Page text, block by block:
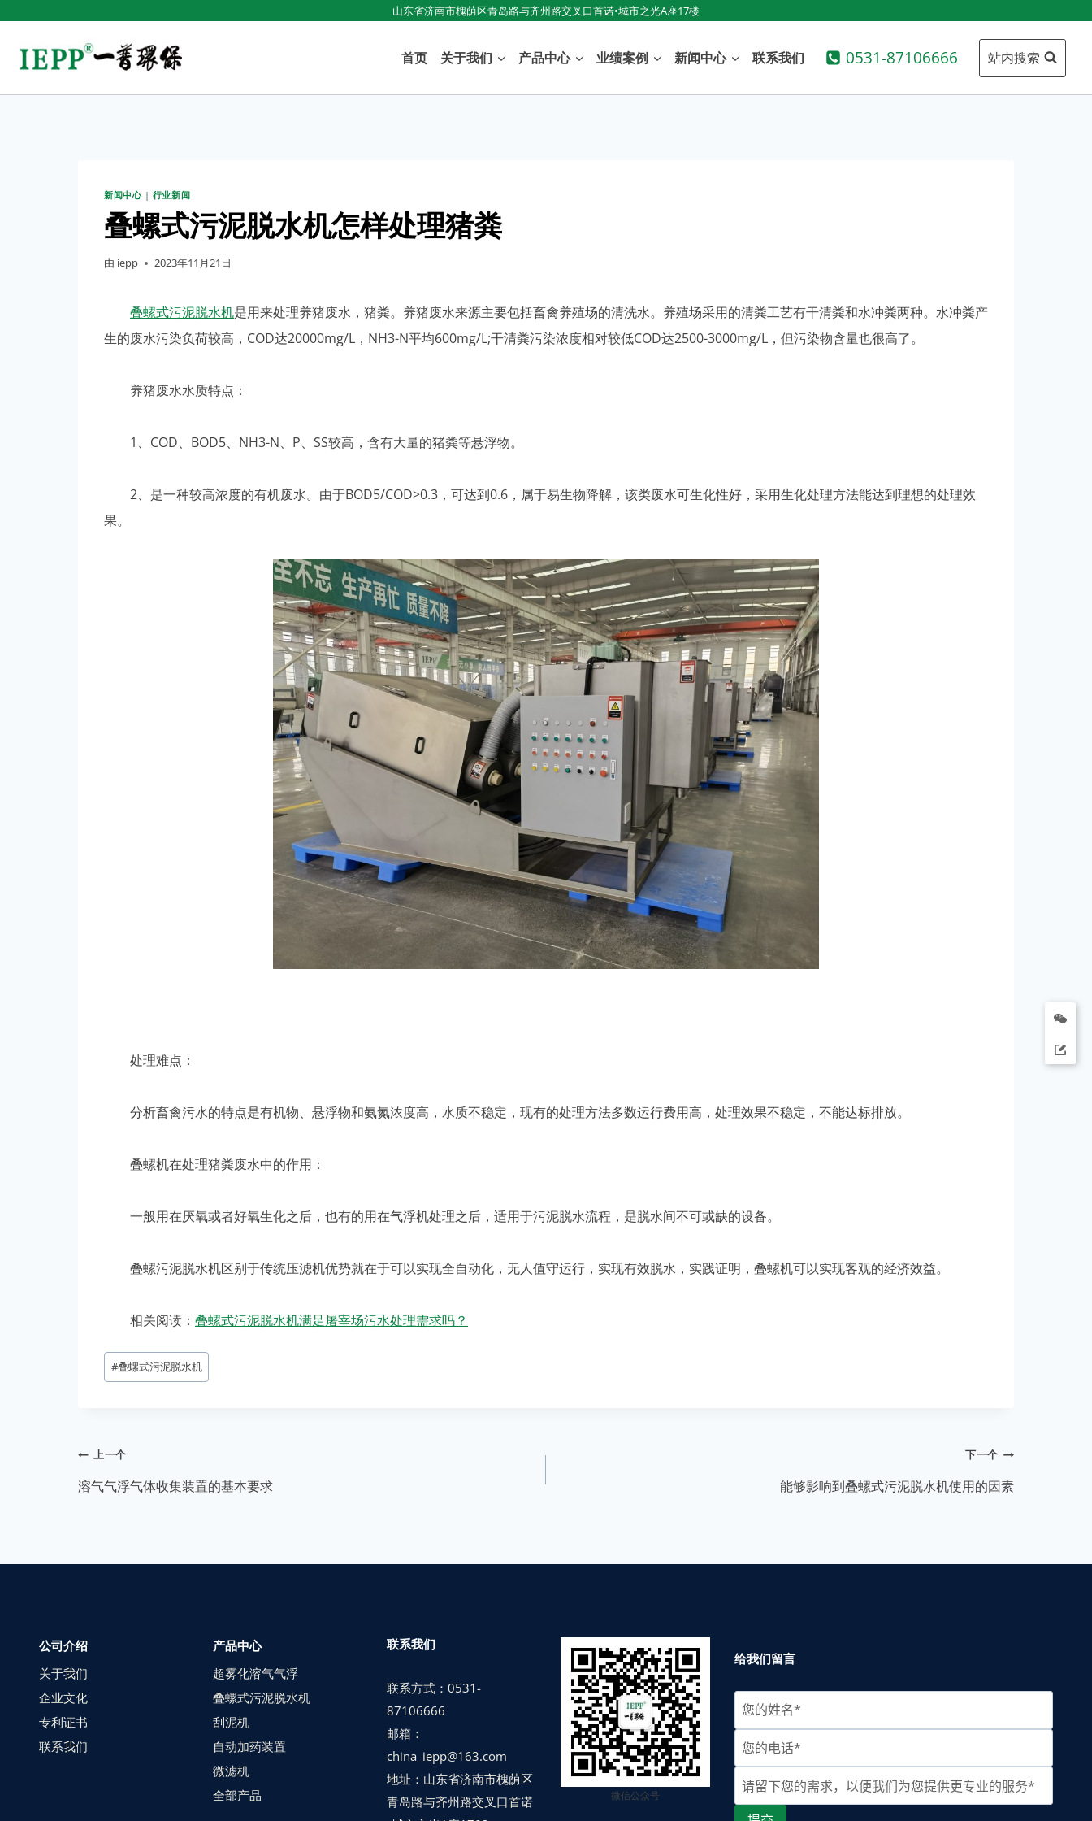
山东省济南市槐荫区青岛路与齐州路交叉口首诺•城市之光A座17楼
首页 关于我们 产品中心 业绩案例 新闻中心 联系我们 0531-87106666 站内搜索
新闻中心| 行业新闻
叠螺式污泥脱水机怎样处理猪粪
由 iepp 2023年11月21日
叠螺式污泥脱水机是用来处理养猪废水，猪粪。养猪废水来源主要包括畜禽养殖场的清洗水。养殖场采用的清粪工艺有干清粪和水冲粪两种。水冲粪产
生的废水污染负荷较高，COD达20000mg/L，NH3-N平均600mg/L;干清粪污染浓度相对较低COD达2500-3000mg/L，但污染物含量也很高了。
养猪废水水质特点：
1、COD、BOD5、NH3-N、P、SS较高，含有大量的猪粪等悬浮物。
2、是一种较高浓度的有机废水。由于BOD5/COD>0.3，可达到0.6，属于易生物降解，该类废水可生化性好，采用生化处理方法能达到理想的处理效
果。
处理难点：
分析畜禽污水的特点是有机物、悬浮物和氨氮浓度高，水质不稳定，现有的处理方法多数运行费用高，处理效果不稳定，不能达标排放。
叠螺机在处理猪粪废水中的作用：
一般用在厌氧或者好氧生化之后，也有的用在气浮机处理之后，适用于污泥脱水流程，是脱水间不可或缺的设备。
叠螺污泥脱水机区别于传统压滤机优势就在于可以实现全自动化，无人值守运行，实现有效脱水，实践证明，叠螺机可以实现客观的经济效益。
相关阅读： 叠螺式污泥脱水机满足屠宰场污水处理需求吗？
#叠螺式污泥脱水机
上一个
溶气气浮气体收集装置的基本要求
下一个
能够影响到叠螺式污泥脱水机使用的因素
公司介绍
关于我们
企业文化
专利证书
联系我们
产品中心
超雾化溶气气浮
叠螺式污泥脱水机
刮泥机
自动加药装置
微滤机
全部产品
联系我们
联系方式：0531-
87106666
邮箱：
china_iepp@163.com
地址：山东省济南市槐荫区
青岛路与齐州路交叉口首诺
微信公众号
给我们留言